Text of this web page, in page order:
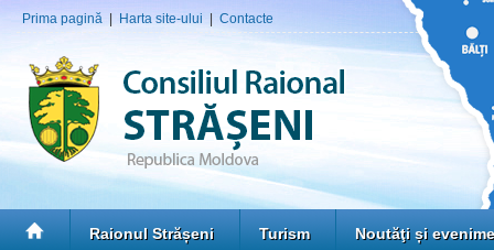
Prima pagină Harta site-ului Contacte
Raionul Strășeni Turism Noutăţi și